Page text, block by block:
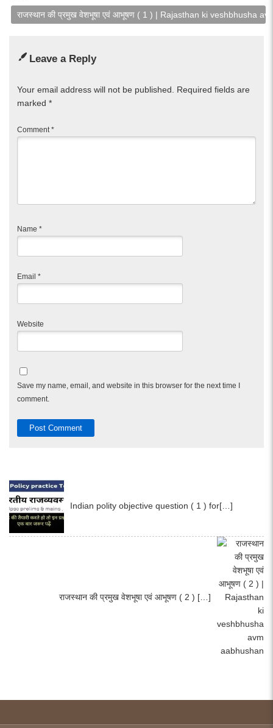
राजस्थान की प्रमुख वेशभूषा एवं आभूषण ( 1 ) | Rajasthan ki veshbhusha
Leave a Reply
Your email address will not be published.
Required fields are
marked *
Comment*
Name *
Email *
Website
Save my name, email, and website in this browser for the next time I
comment.
Indian polity objective question ( 1 ) for[…]
राजस्थान की प्रमुख वेशभूषा एवं आभूषण ( 2 ) […]